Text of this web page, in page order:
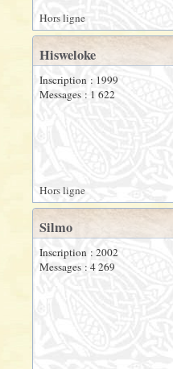
Hors ligne
Hisweloke
Inscription : 1999
Messages : 1 622
Hors ligne
Silmo
Inscription : 2002
Messages : 4 269